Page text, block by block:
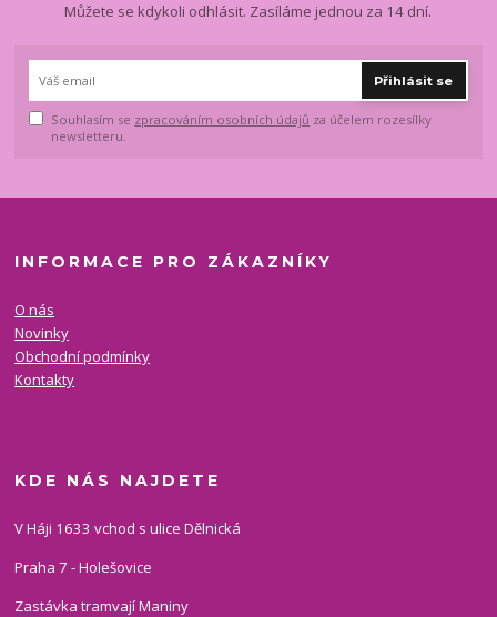
Můžete se kdykoli odhlásit. Zasíláme jednou za 14 dní.
Přihlásit se
Souhlasím se zpracováním osobních údajů za účelem rozesílky
newsletteru.
INFORMACE PRO ZÁKAZNÍKY
O nás
Novinky
Obchodní podmínky
Kontakty
KDE NÁS NAJDETE
V Háji 1633 vchod s ulice Dělnická
Praha 7 - Holešovice
Zastávka tramvají Maniny